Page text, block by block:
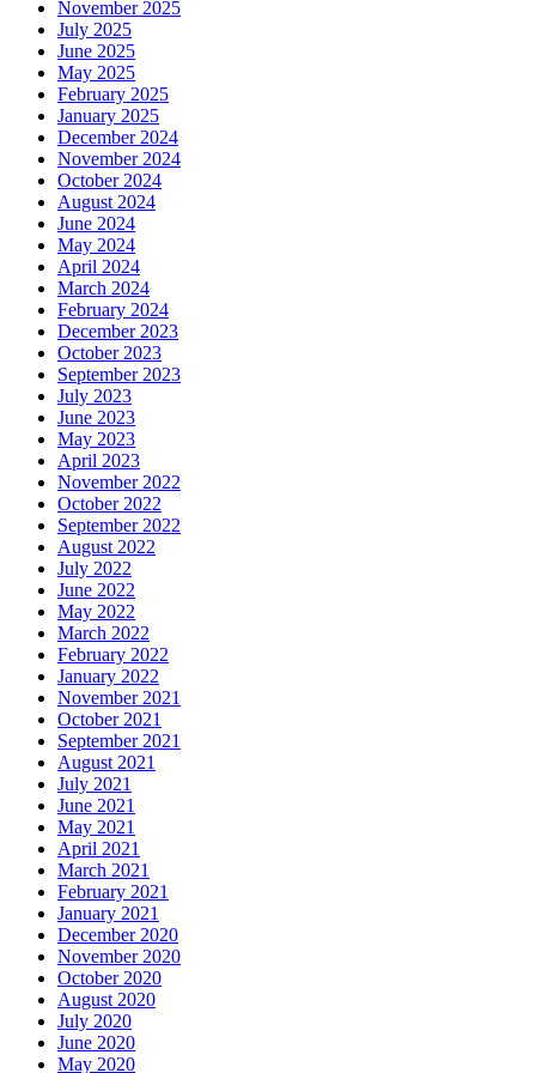
November 2025
July 2025
June 2025
May 2025
February 2025
January 2025
December 2024
November 2024
October 2024
August 2024
June 2024
May 2024
April 2024
March 2024
February 2024
December 2023
October 2023
September 2023
July 2023
June 2023
May 2023
April 2023
November 2022
October 2022
September 2022
August 2022
July 2022
June 2022
May 2022
March 2022
February 2022
January 2022
November 2021
October 2021
September 2021
August 2021
July 2021
June 2021
May 2021
April 2021
March 2021
February 2021
January 2021
December 2020
November 2020
October 2020
August 2020
July 2020
June 2020
May 2020